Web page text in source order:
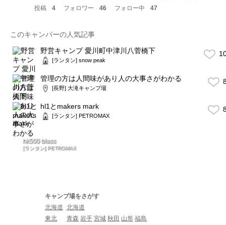
投稿
4 フォロワー 46 フォロー中 47
このキャンパーの人気記事
野営キャンプ 愛川町中津川八菅橋下
[ランタン] snow peak
管理の方は人間味があり人の大事さがわかる
[長野] 大滝キャンプ場
hl1とmakers mark
[ランタン] PETROMAX
hk500 blass
[ランタン] PETROMAX
キャンプ場をさがす
北海道 北海道
東北
青森 岩手 宮城 秋田 山形 福島